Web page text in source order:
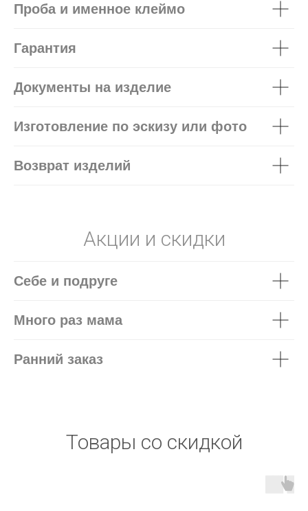
Проба и именное клеймо
Гарантия
Документы на изделие
Изготовление по эскизу или фото
Возврат изделий
Акции и скидки
Себе и подруге
Много раз мама
Ранний заказ
Товары со скидкой